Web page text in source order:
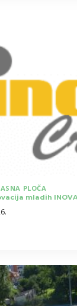
PLOČA
mladih